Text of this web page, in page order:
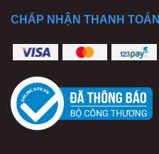
CHẤP NHẬN THANH TOÁN